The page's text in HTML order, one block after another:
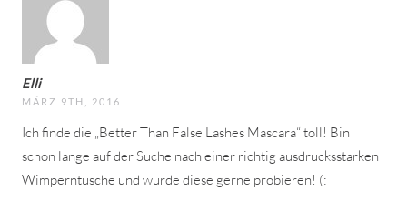
Elli
MÄRZ 9TH, 2016
Ich finde die „Better Than False Lashes Mascara“ toll! Bin
schon lange auf der Suche nach einer richtig ausdrucksstarken
Wimperntusche und würde diese gerne probieren! (: